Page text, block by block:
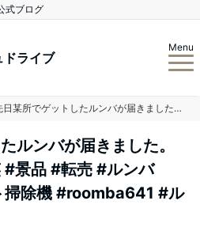
式ブログ
ドライブ
Menu
先日某所でゲットしたルンバが届きました。さて、転売するか笑 #景品 #転売 #ルンバ #roomba #ロボット掃除機 #roomba641 #ルンバ641
ルンバが届きました。
#景品 #転売 #ルンバ
除機 #roomba641 #ル